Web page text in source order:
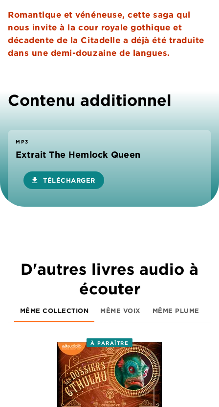
Romantique et vénéneuse, cette saga qui
nous invite à la cour royale gothique et
décadente de la Citadelle a déjà été traduite
dans une demi-douzaine de langues.
Contenu additionnel
MP3
Extrait The Hemlock Queen
download TÉLÉCHARGER
D'autres livres audio à
écouter
MÊME COLLECTION MÊME VOIX MÊME PLUME
À PARAÎTRE